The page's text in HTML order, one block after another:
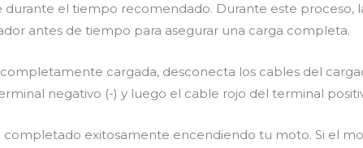
durante el tiempo recomendado. Durante este proceso,
antes de tiempo para asegurar una carga completa.
cargada, desconecta los cables del
negativo (-) y luego el cable rojo del terminal
completado exitosamente encendiendo tu moto. Si el